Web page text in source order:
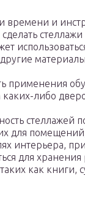
времени и
сделать
применения
каких-либо
стеллажей
для
интерьера,
для
как книги,